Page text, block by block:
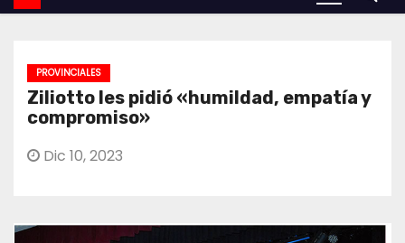
PROVINCIALES
Ziliotto les pidió «humildad, empatía y
compromiso»
Dic 10, 2023